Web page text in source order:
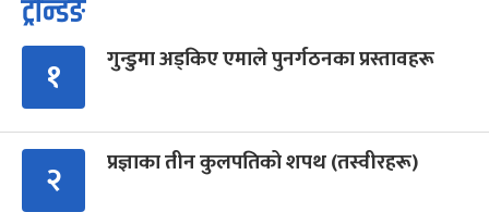
ट्रेन्डिङ
१ गुन्डुमा अड्किए एमाले पुनर्गठनका प्रस्तावहरू
२ प्रज्ञाका तीन कुलपतिको शपथ (तस्वीरहरू)